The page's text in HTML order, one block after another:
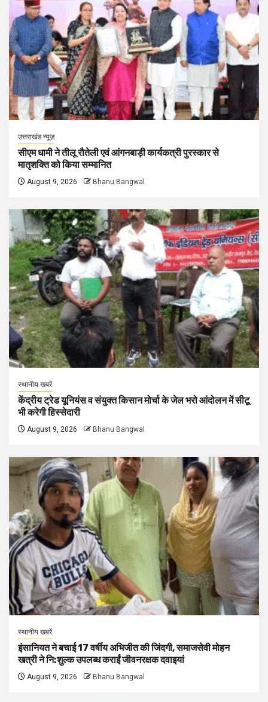
उत्तराखंड न्यूज़
सीएम धामी ने तीलू रौतेली एवं आंगनबाड़ी कार्यकत्री पुरस्कार से
मातृशक्ति को किया सम्मानित
August 9, 2026 Bhanu Bangwal
स्थानीय खबरें
केंद्रीय ट्रेड यूनियंस व संयुक्त किसान मोर्चा के जेल भरो आंदोलन में सीटू
भी करेगी हिस्सेदारी
August 9, 2026 Bhanu Bangwal
स्थानीय खबरें
इंसानियत ने बचाई 17 वर्षीय अभिजीत की जिंदगी, समाजसेवी मोहन
खत्री ने नि:शुल्क उपलब्ध कराईं जीवनरक्षक दवाइयां
August 9, 2026 Bhanu Bangwal